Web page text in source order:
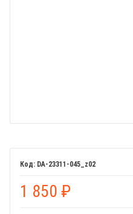
DA-23311-045_z02
1 850 ₽